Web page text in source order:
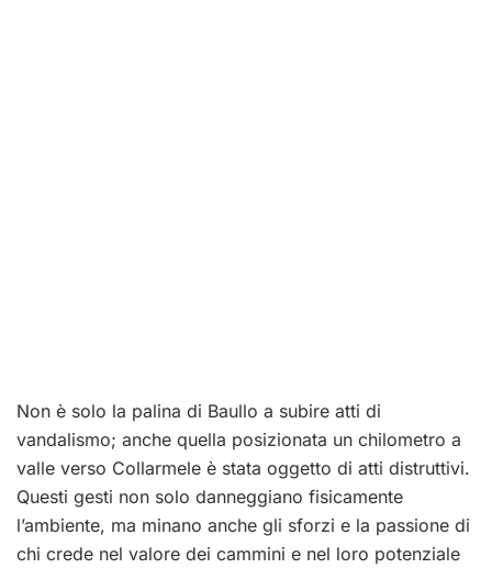
Non è solo la palina di Baullo a subire atti di
vandalismo; anche quella posizionata un chilometro a
valle verso Collarmele è stata oggetto di atti distruttivi.
Questi gesti non solo danneggiano fisicamente
l’ambiente, ma minano anche gli sforzi e la passione di
chi crede nel valore dei cammini e nel loro potenziale